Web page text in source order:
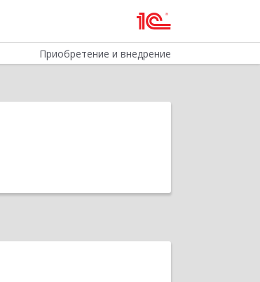
Приобретение и внедрение